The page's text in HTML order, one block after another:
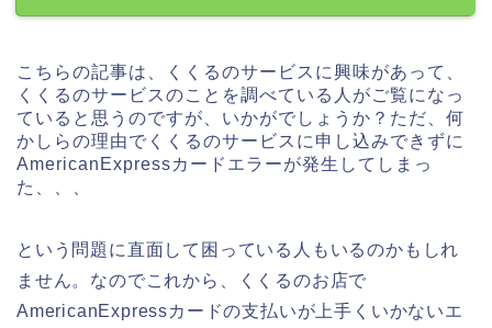
こちらの記事は、くくるのサービスに興味があって、
くくるのサービスのことを調べている人がご覧になっ
ていると思うのですが、いかがでしょうか？ただ、何
かしらの理由でくくるのサービスに申し込みできずに
AmericanExpressカードエラーが発生してしまっ
た、、、
という問題に直面して困っている人もいるのかもしれ
ません。なのでこれから、くくるのお店で
AmericanExpressカードの支払いが上手くいかないエ